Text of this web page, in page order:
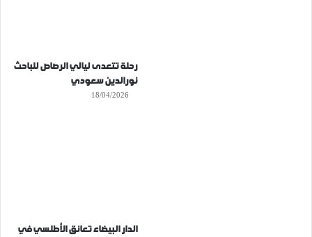
رحلة تتعدى ليالي الرصاص للباحث
نورالدين سعودي
18/04/2026
الدار البيضاء تعانق الأطلسي في